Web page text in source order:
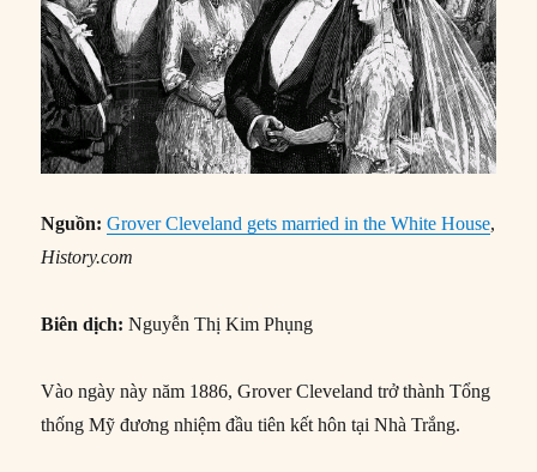
Nguồn:Grover Cleveland gets married in the White House,
History.com
Biên dịch: Nguyễn Thị Kim Phụng
Vào ngày này năm 1886, Grover Cleveland trở thành Tổng
thống Mỹ đương nhiệm đầu tiên kết hôn tại Nhà Trắng.